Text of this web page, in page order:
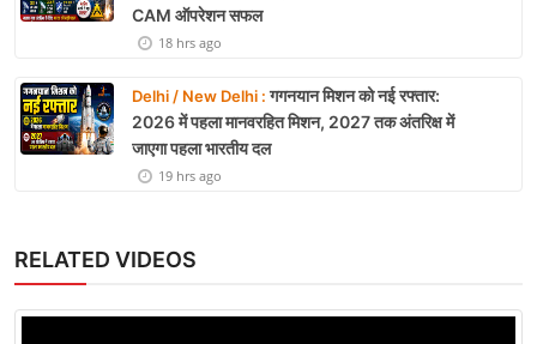
CAM ऑपरेशन सफल
18 hrs ago
Delhi / New Delhi :गगनयान मिशन को नई रफ्तार:
2026 में पहला मानवरहित मिशन, 2027 तक अंतरिक्ष में
जाएगा पहला भारतीय दल
19 hrs ago
RELATED VIDEOS